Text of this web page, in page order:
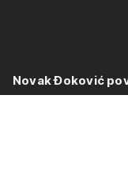
Novak Đoković